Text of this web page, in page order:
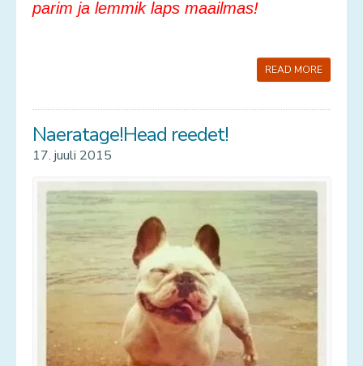
parim ja lemmik laps maailmas!
READ MORE
Naeratage!Head reedet!
17. juuli 2015